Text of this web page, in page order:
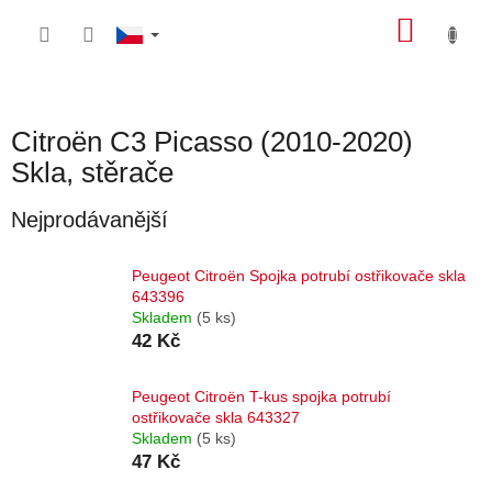
Citroën C3 Picasso (2010-2020)
Skla, stěrače
Nejprodávanější
Peugeot Citroën Spojka potrubí ostřikovače skla
643396
Skladem (5 ks)
42 Kč
Peugeot Citroën T-kus spojka potrubí
ostřikovače skla 643327
Skladem (5 ks)
47 Kč